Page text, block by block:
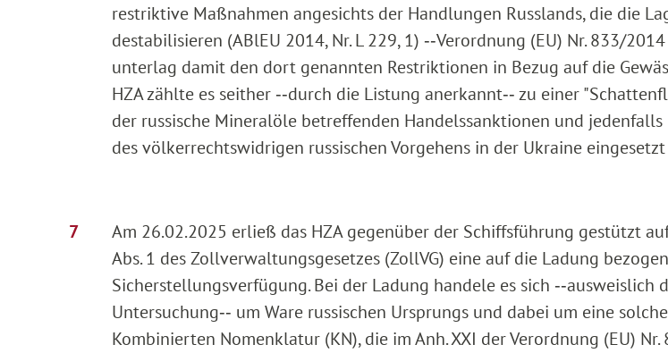
restriktive Maßnahmen angesichts der Handlungen Russlands, die die
destabilisieren (ABlEU 2014, Nr. L 229, 1) ‑‑Verordnung (EU) Nr. 833/
unterlag damit den dort genannten Restriktionen in Bezug auf die
HZA zählte es seither ‑‑durch die Listung anerkannt‑‑ zu einer
der russische Mineralöle betreffenden Handelssanktionen und
des völkerrechtswidrigen russischen Vorgehens in der Ukraine
Am 26.02.2025 erließ das HZA gegenüber der Schiffsführung gestützt auf
Abs. 1 des Zollverwaltungsgesetzes (ZollVG) eine auf die Ladung
Sicherstellungsverfügung. Bei der Ladung handele es sich ‑‑ausweislich
Untersuchung‑‑ um Ware russischen Ursprungs und dabei um eine
Kombinierten Nomenklatur (KN), die im Anh. XXI der Verordnung (EU)